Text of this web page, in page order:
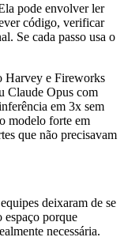
pode envolver ler
código, verificar
Se cada passo usa o
Harvey e Fireworks
Claude Opus com
em 3x sem
modelo forte em
que não precisavam
deixaram de se
espaço porque
necessária.